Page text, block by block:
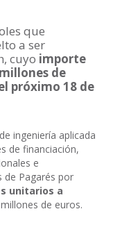
que
a ser
cuyo importe
de
próximo 18 de
ingeniería aplicada
de financiación,
e
de Pagarés por
unitarios a
de euros.